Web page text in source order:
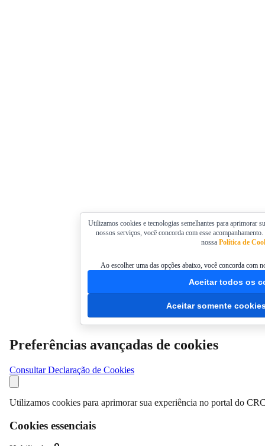
Utilizamos cookies e tecnologias semelhantes para aprimorar
nossos serviços, você concorda com esse
nossa Política de
Ao escolher uma das opções abaixo, você concorda com
Aceitar todos os
Aceitar somente
Preferências avançadas de cookies
Consultar Declaração de Cookies
Utilizamos cookies para aprimorar sua experiência no portal do
Cookies essenciais